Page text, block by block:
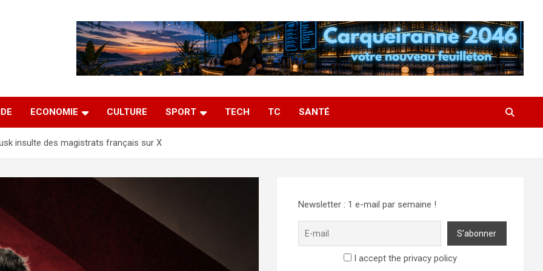
ECONOMIE CULTURE SPORT TECH TC SANTÉ
insulte des magistrats français sur X
Newsletter : 1 e-mail par semaine !
I accept the privacy policy